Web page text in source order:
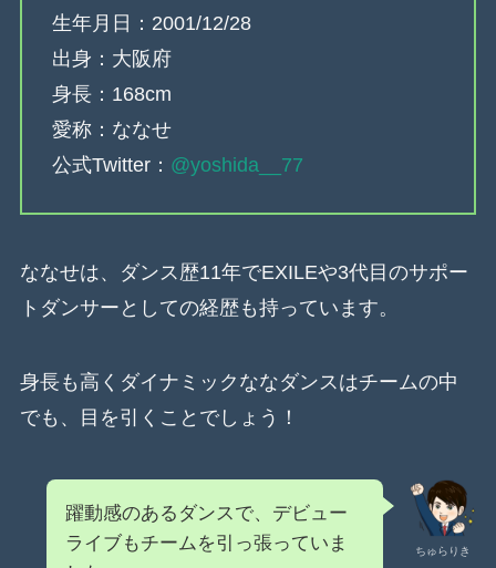
生年月日：2001/12/28
出身：大阪府
身長：168cm
愛称：ななせ
公式Twitter： @yoshida__77
ななせは、ダンス歴11年でEXILEや3代目のサポー
トダンサーとしての経歴も持っています。
身長も高くダイナミックななダンスはチームの中
でも、目を引くことでしょう！
ちゅらりき
躍動感のあるダンスで、デビュー
ライブもチームを引っ張っていま